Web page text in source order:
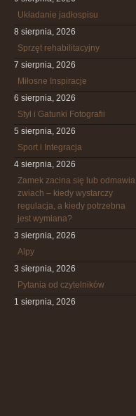
Układanie jadłospisu
8 sierpnia, 2026
Sprzęt rehabilitacyjny
7 sierpnia, 2026
Miłosne Inspiracje
6 sierpnia, 2026
Styl i Gatunki Fotografii
5 sierpnia, 2026
Sport i Integracja
4 sierpnia, 2026
Zamek zacina się lub odmawia
zwiach – kiedy wystarczy
regulacja, a kiedy potrzebna
jest wymiana?
3 sierpnia, 2026
Alpy
3 sierpnia, 2026
Pytania od czytelników
1 sierpnia, 2026